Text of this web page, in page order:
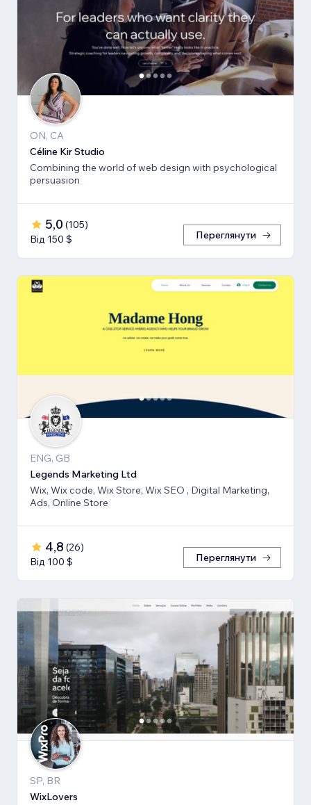
ON, CA
Céline Kir Studio
Combining the world of web design with psychological
persuasion
5,0 (105)
Від 150 $
Переглянути
ENG, GB
Legends Marketing Ltd
Wix, Wix code, Wix Store, Wix SEO , Digital Marketing,
Ads, Online Store
4,8 (26)
Від 100 $
Переглянути
SP, BR
WixLovers